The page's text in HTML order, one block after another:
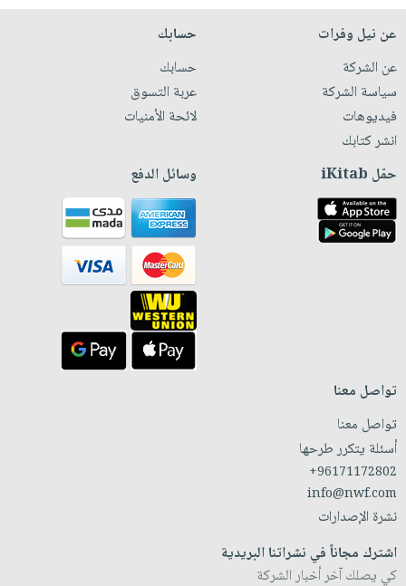
عن نيل وفرات
عن الشركة
سياسة الشركة
فيديوهات
انشر كتابك
حسابك
حسابك
عربة التسوق
لائحة الأمنيات
حمّل iKitab وسائل الدفع
تواصل معنا
تواصل معنا
أسئلة يتكرر طرحها
+96171172802
info@nwf.com
نشرة الإصدارات
اشترك مجاناً في نشراتنا البريدية
كي يصلك آخر أخبار الشركة